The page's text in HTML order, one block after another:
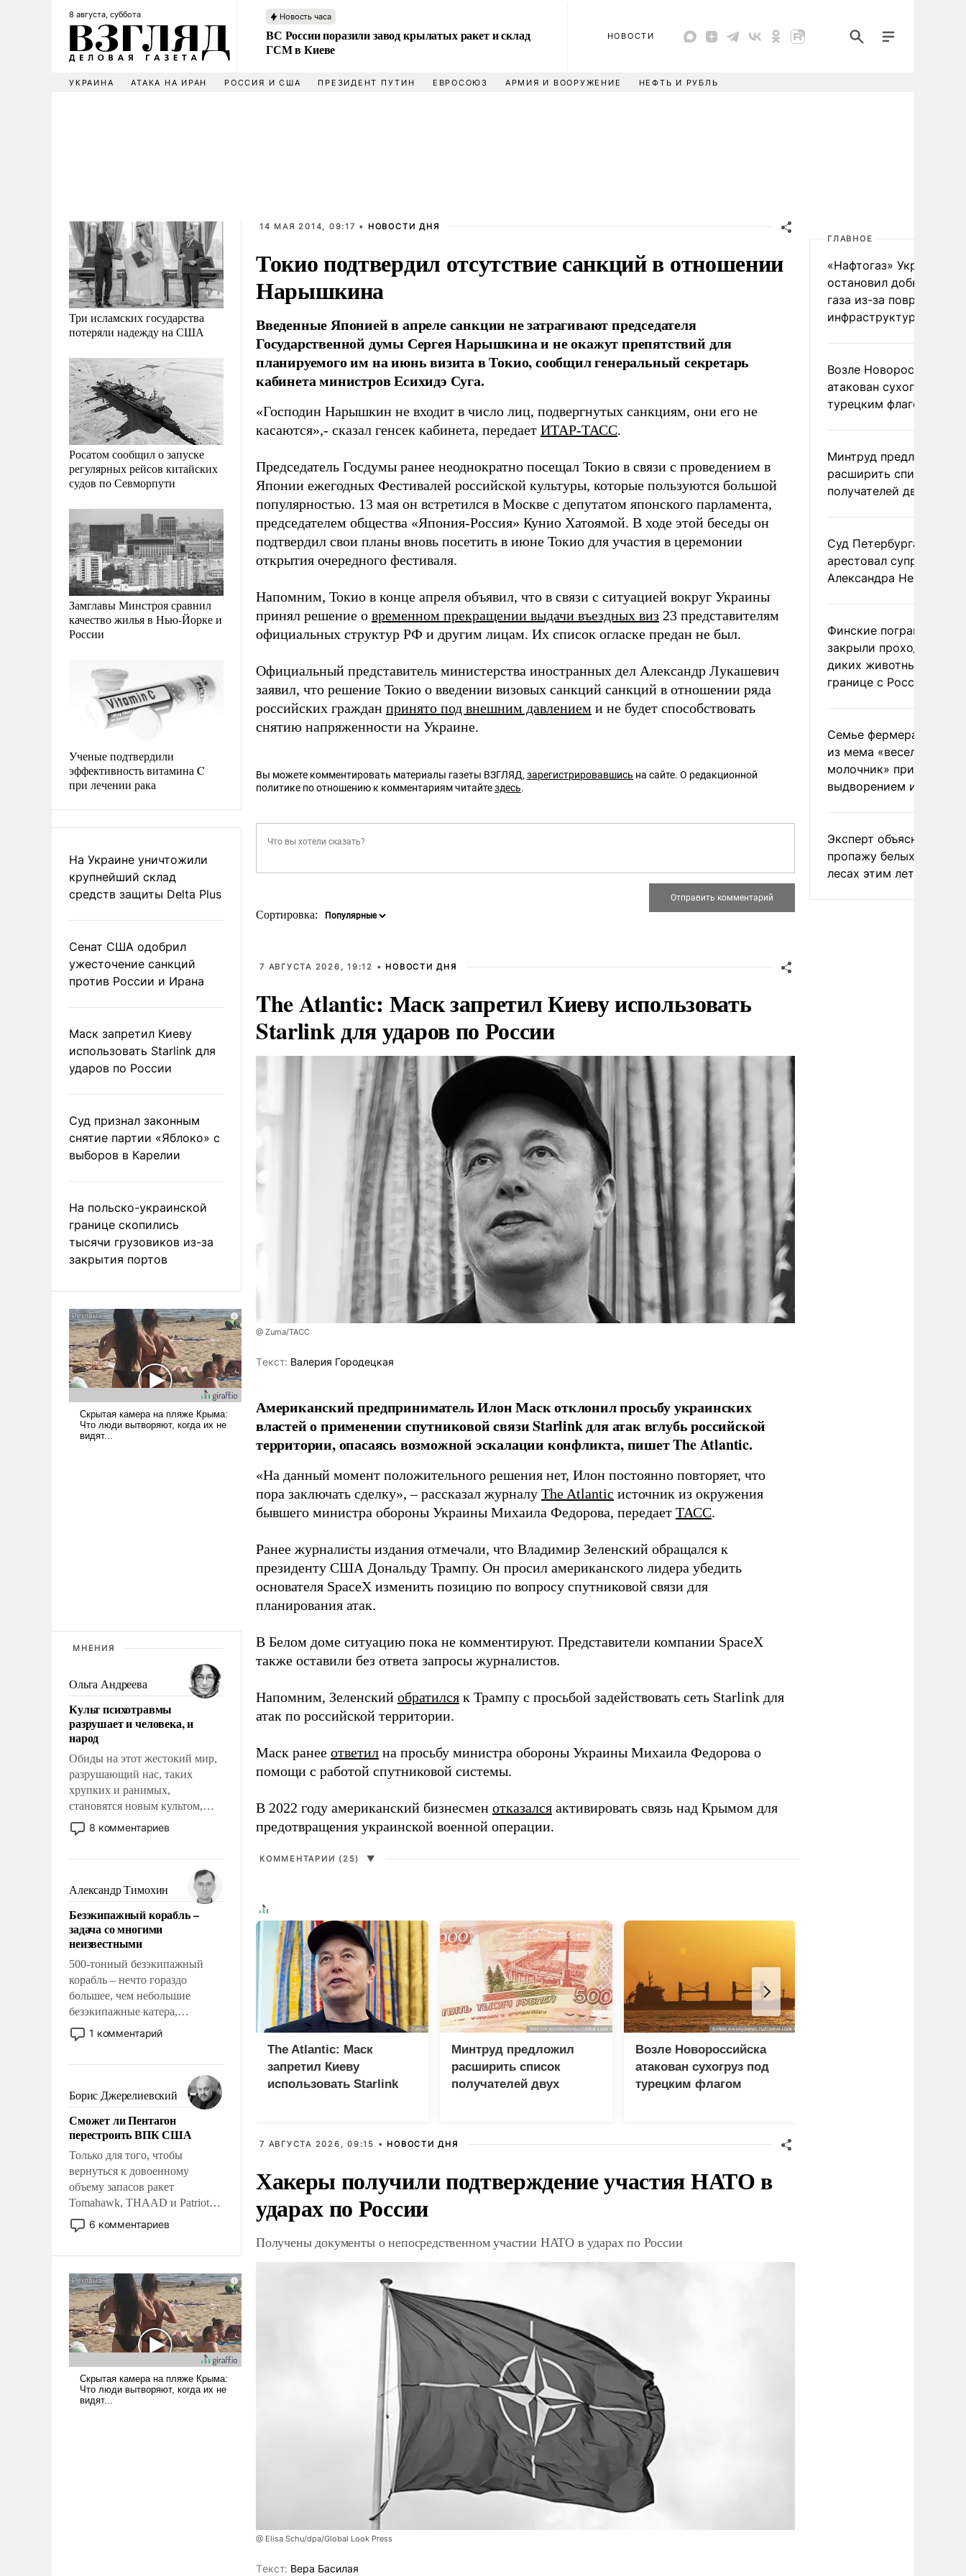
8 августа, суббота Новость часа
ВС России поразили завод крылатых ракет и склад
ГСМ в Киеве
НОВОСТИ
УКРАИНА АТАКА НА ИРАН РОССИЯ И США ПРЕЗИДЕНТ ПУТИН ЕВРОСОЮЗ АРМИЯ И ВООРУЖЕНИЕ НЕФТЬ И РУБЛЬ
Три исламских государства
потеряли надежду на США
Росатом сообщил о запуске
регулярных рейсов китайских
судов по Севморпути
Замглавы Минстроя сравнил
качество жилья в Нью-Йорке и
России
Ученые подтвердили
эффективность витамина C
при лечении рака
На Украине уничтожили
крупнейший склад
средств защиты Delta Plus
Сенат США одобрил
ужесточение санкций
против России и Ирана
Маск запретил Киеву
использовать Starlink для
ударов по России
Суд признал законным
снятие партии «Яблоко» с
выборов в Карелии
На польско-украинской
границе скопились
тысячи грузовиков из-за
закрытия портов
МНЕНИЯ
Ольга Андреева
Культ психотравмы
разрушает и человека, и
народ
Обиды на этот жестокий мир,
разрушающий нас, таких
хрупких и ранимых,
становятся новым культом,
постепенно вытесняя и
отменяя традиционное
мужественным и твердым под
ударами судьбы, брать на себя
ответственность, помогать
слабым, идти вперед и
адаптироваться.
8 комментариев
Александр Тимохин
Безэкипажный корабль –
задача со многими
неизвестными
500-тонный безэкипажный
корабль – нечто гораздо
большее, чем небольшие
безэкипажные катера,
применение которых уже
стало обыденностью. Задача по
сложна и амбициозна. Однако
и ее реализация радикально
поднимет наши боевые
возможности.
1 комментарий
Борис Джерелиевский
Сможет ли Пентагон
перестроить ВПК США
Только для того, чтобы
вернуться к довоенному
объему запасов ракет
Tomahawk, THAAD и Patriot
США потребуется более трех
лет. Даже небольшая война с
Сложившаяся ситуация
означает многолетний период
уязвимости США, например,
перед Китаем.
6 комментариев
14 МАЯ 2014, 09:17 • НОВОСТИ ДНЯ
Токио подтвердил отсутствие санкций в отношении
Нарышкина
Введенные Японией в апреле санкции не затрагивают председателя
Государственной думы Сергея Нарышкина и не окажут препятствий для
планируемого им на июнь визита в Токио, сообщил генеральный секретарь
кабинета министров Есихидэ Суга.
«Господин Нарышкин не входит в число лиц, подвергнутых санкциям, они его не
касаются»,- сказал генсек кабинета, передает ИТАР-ТАСС.
Председатель Госдумы ранее неоднократно посещал Токио в связи с проведением в
Японии ежегодных Фестивалей российской культуры, которые пользуются большой
популярностью. 13 мая он встретился в Москве с депутатом японского парламента,
председателем общества «Япония-Россия» Кунио Хатоямой. В ходе этой беседы он
подтвердил свои планы вновь посетить в июне Токио для участия в церемонии
открытия очередного фестиваля.
Напомним, Токио в конце апреля объявил, что в связи с ситуацией вокруг Украины
принял решение о временном прекращении выдачи въездных виз 23 представителям
официальных структур РФ и другим лицам. Их список огласке предан не был.
Официальный представитель министерства иностранных дел Александр Лукашевич
заявил, что решение Токио о введении визовых санкций санкций в отношении ряда
российских граждан принято под внешним давлением и не будет способствовать
снятию напряженности на Украине.
Вы можете комментировать материалы газеты ВЗГЛЯД, зарегистрировавшись на сайте. О редакционной
политике по отношению к комментариям читайтездесь.
Сортировка:
7 АВГУСТА 2026, 19:12 • НОВОСТИ ДНЯ
The Atlantic: Маск запретил Киеву использовать
Starlink для ударов по России
@ Zuma/ТАСС
Tекст: Валерия Городецкая
Американский предприниматель Илон Маск отклонил просьбу украинских
властей о применении спутниковой связи Starlink для атак вглубь российской
территории, опасаясь возможной эскалации конфликта, пишет The Atlantic.
«На данный момент положительного решения нет, Илон постоянно повторяет, что
пора заключать сделку», – рассказал журналу The Atlantic источник из окружения
бывшего министра обороны Украины Михаила Федорова, передает ТАСС.
Ранее журналисты издания отмечали, что Владимир Зеленский обращался к
президенту США Дональду Трампу. Он просил американского лидера убедить
основателя SpaceX изменить позицию по вопросу спутниковой связи для
планирования атак.
В Белом доме ситуацию пока не комментируют. Представители компании SpaceX
также оставили без ответа запросы журналистов.
Напомним, Зеленский обратился к Трампу с просьбой задействовать сеть Starlink для
атак по российской территории.
Маск ранее ответил на просьбу министра обороны Украины Михаила Федорова о
помощи с работой спутниковой системы.
В 2022 году американский бизнесмен отказался активировать связь над Крымом для
предотвращения украинской военной операции.
КОММЕНТАРИИ (25) ▼
The Atlantic: Маск
запретил Киеву
использовать Starlink
Минтруд предложил
расширить список
получателей двух
Возле Новороссийска
атакован сухогруз под
турецким флагом
7 АВГУСТА 2026, 09:15 • НОВОСТИ ДНЯ
Хакеры получили подтверждение участия НАТО в
ударах по России
Получены документы о непосредственном участии НАТО в ударах по России
@ Elisa Schu/dpa/Global Look Press
Tекст: Вера Басилая
ГЛАВНОЕ
«Нафтогаз» Украины
остановил добычу
газа из-за повреждения
инфраструктуры
Возле Новороссийска
атакован сухогруз под
турецким флагом
Минтруд предложил
расширить список
получателей двух
Суд Петербурга заочно
арестовал супругу
Александра Невзорова
Финские пограничники
закрыли проходы для
диких животных на
границе с Россией
Семье фермера
из мема «веселый
молочник» пригрозили
выдворением из
Эксперт объяснил
пропажу белых грибов
лесах этим летом